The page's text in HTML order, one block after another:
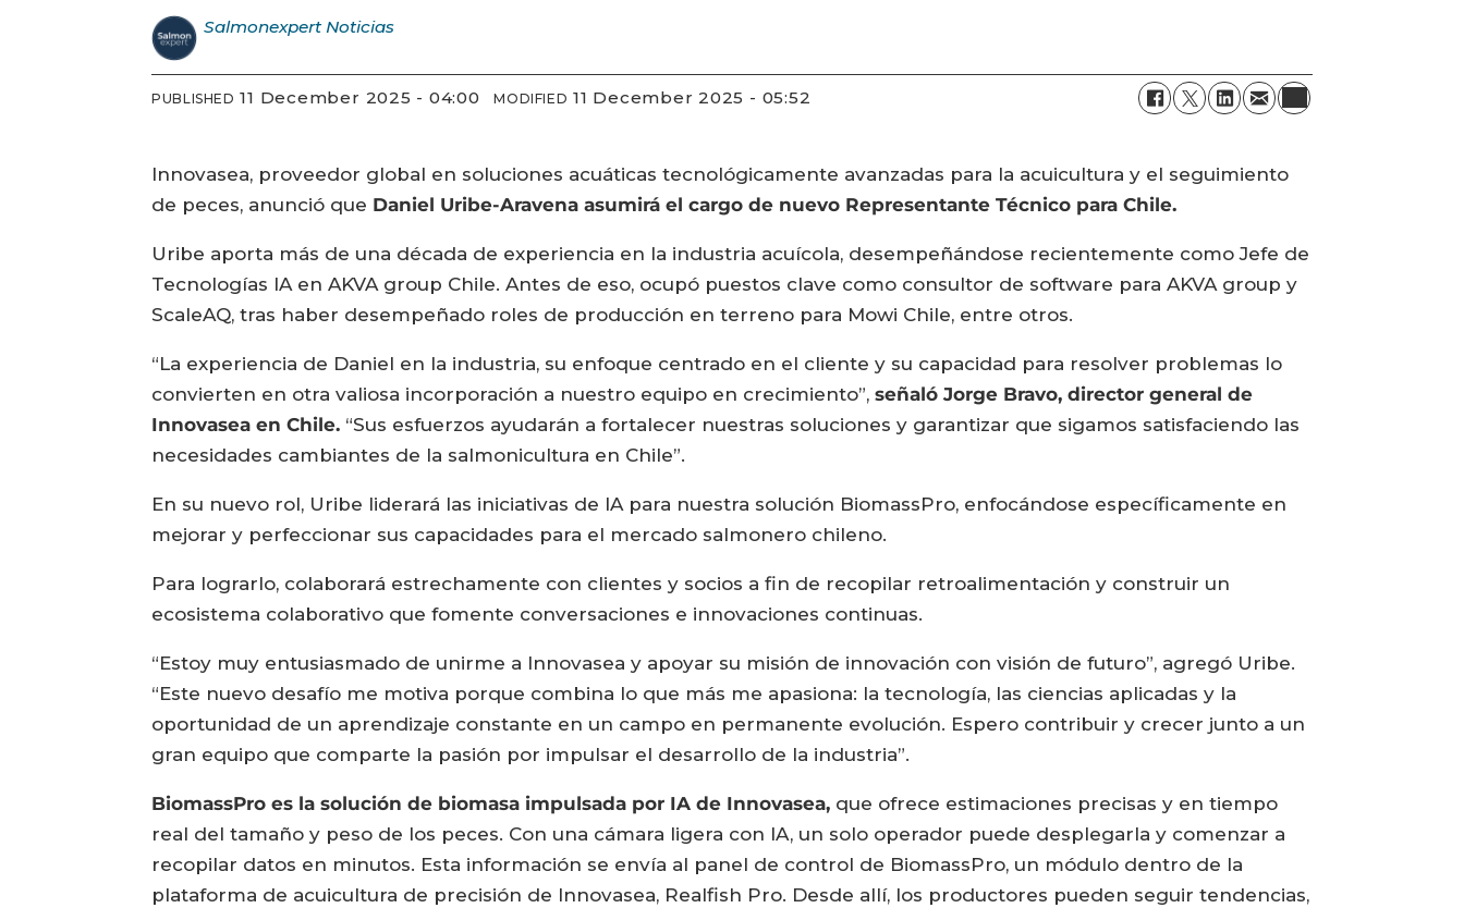
Salmonexpert Noticias
PUBLISHED 11 December 2025 - 04:00 MODIFIED 11 December 2025 - 05:52
Innovasea, proveedor global en soluciones acuáticas tecnológicamente avanzadas para la acuicultura y el seguimiento
de peces, anunció que Daniel Uribe-Aravena asumirá el cargo de nuevo Representante Técnico para Chile.
Uribe aporta más de una década de experiencia en la industria acuícola, desempeñándose recientemente como Jefe de
Tecnologías IA en AKVA group Chile. Antes de eso, ocupó puestos clave como consultor de software para AKVA group y
ScaleAQ, tras haber desempeñado roles de producción en terreno para Mowi Chile, entre otros.
“La experiencia de Daniel en la industria, su enfoque centrado en el cliente y su capacidad para resolver problemas lo
convierten en otra valiosa incorporación a nuestro equipo en crecimiento”,señaló Jorge Bravo, director general de
Innovasea en Chile. “Sus esfuerzos ayudarán a fortalecer nuestras soluciones y garantizar que sigamos satisfaciendo las
necesidades cambiantes de la salmonicultura en Chile”.
En su nuevo rol, Uribe liderará las iniciativas de IA para nuestra solución BiomassPro, enfocándose específicamente en
mejorar y perfeccionar sus capacidades para el mercado salmonero chileno.
Para lograrlo, colaborará estrechamente con clientes y socios a fin de recopilar retroalimentación y construir un
ecosistema colaborativo que fomente conversaciones e innovaciones continuas.
“Estoy muy entusiasmado de unirme a Innovasea y apoyar su misión de innovación con visión de futuro”, agregó Uribe.
“Este nuevo desafío me motiva porque combina lo que más me apasiona: la tecnología, las ciencias aplicadas y la
oportunidad de un aprendizaje constante en un campo en permanente evolución. Espero contribuir y crecer junto a un
gran equipo que comparte la pasión por impulsar el desarrollo de la industria”.
BiomassPro es la solución de biomasa impulsada por IA de Innovasea, que ofrece estimaciones precisas y en tiempo
real del tamaño y peso de los peces. Con una cámara ligera con IA, un solo operador puede desplegarla y comenzar a
recopilar datos en minutos. Esta información se envía al panel de control de BiomassPro, un módulo dentro de la
plataforma de acuicultura de precisión de Innovasea, Realfish Pro. Desde allí, los productores pueden seguir tendencias,